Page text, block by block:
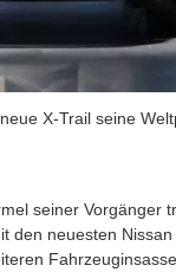
X-Trail seine
seiner Vorgänger
den neuesten